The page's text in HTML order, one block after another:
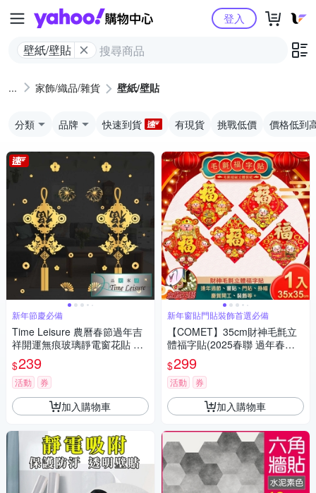
Yahoo購物中心
壁紙/壁貼
登入
家飾/織品/雜貨 壁紙/壁貼
分類 品牌 快速到貨 有現貨 挑戰低價 價格低到
新年節慶必備
Time Leisure 農曆春節過年吉
祥開運無痕玻璃靜電窗花貼 富
貴金福
$239
活動 券
加入購物車
新年窗貼門貼裝飾首選必備
【COMET】35cm財神毛氈立
體福字貼(2025春聯 過年春聯
招財 春聯斗方 招福)
$299
活動 券
加入購物車